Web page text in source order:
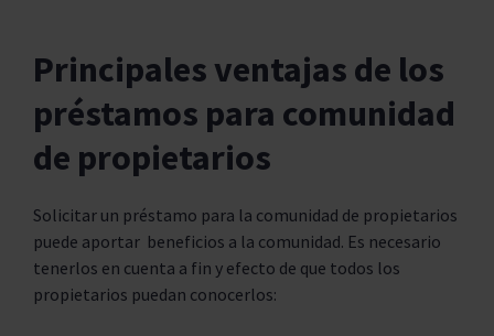
Principales ventajas de los
préstamos para comunidad
de propietarios
Solicitar un préstamo para la comunidad de propietarios
puede aportar beneficios a la comunidad. Es necesario
tenerlos en cuenta a fin y efecto de que todos los
propietarios puedan conocerlos: